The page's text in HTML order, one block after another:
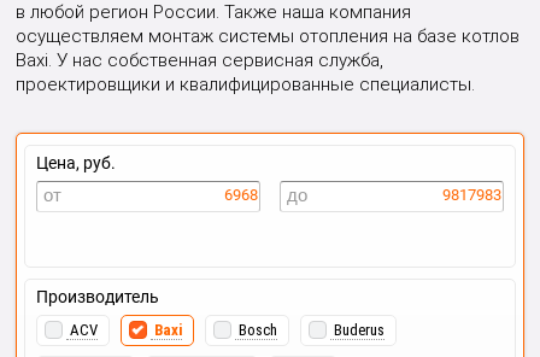
в любой регион России. Также наша компания
осуществляем монтаж системы отопления на базе котлов
Baxi. У нас собственная сервисная служба,
проектировщики и квалифицированные специалисты.
Цена, руб.
6968 9817983
Производитель
ACV Baxi Bosch Buderus